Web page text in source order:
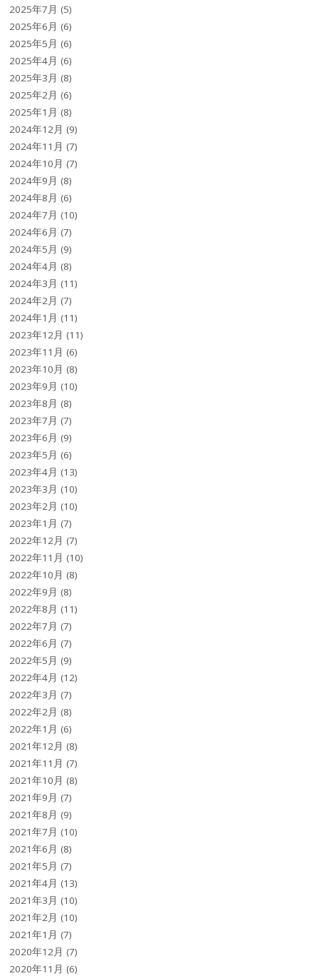
2025年7月 (5)
2025年6月 (6)
2025年5月 (6)
2025年4月 (6)
2025年3月 (8)
2025年2月 (6)
2025年1月 (8)
2024年12月 (9)
2024年11月 (7)
2024年10月 (7)
2024年9月 (8)
2024年8月 (6)
2024年7月 (10)
2024年6月 (7)
2024年5月 (9)
2024年4月 (8)
2024年3月 (11)
2024年2月 (7)
2024年1月 (11)
2023年12月 (11)
2023年11月 (6)
2023年10月 (8)
2023年9月 (10)
2023年8月 (8)
2023年7月 (7)
2023年6月 (9)
2023年5月 (6)
2023年4月 (13)
2023年3月 (10)
2023年2月 (10)
2023年1月 (7)
2022年12月 (7)
2022年11月 (10)
2022年10月 (8)
2022年9月 (8)
2022年8月 (11)
2022年7月 (7)
2022年6月 (7)
2022年5月 (9)
2022年4月 (12)
2022年3月 (7)
2022年2月 (8)
2022年1月 (6)
2021年12月 (8)
2021年11月 (7)
2021年10月 (8)
2021年9月 (7)
2021年8月 (9)
2021年7月 (10)
2021年6月 (8)
2021年5月 (7)
2021年4月 (13)
2021年3月 (10)
2021年2月 (10)
2021年1月 (7)
2020年12月 (7)
2020年11月 (6)